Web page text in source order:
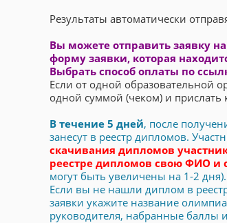
Результаты автоматически
Вы можете отправить заявку
форму заявки, которая
Выбрать способ оплаты по
Если от одной образовательной
одной суммой (чеком) и прислать
В течение 5 дней, после
занесут в реестр дипломов.
скачивания дипломов
реестре дипломов свою ФИО и
могут быть увеличены на 1-2 дня).
Если вы не нашли диплом в
заявки укажите название
руководителя, набранные баллы и